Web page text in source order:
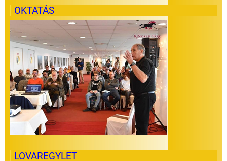
OKTATÁS
LOVAREGYLET